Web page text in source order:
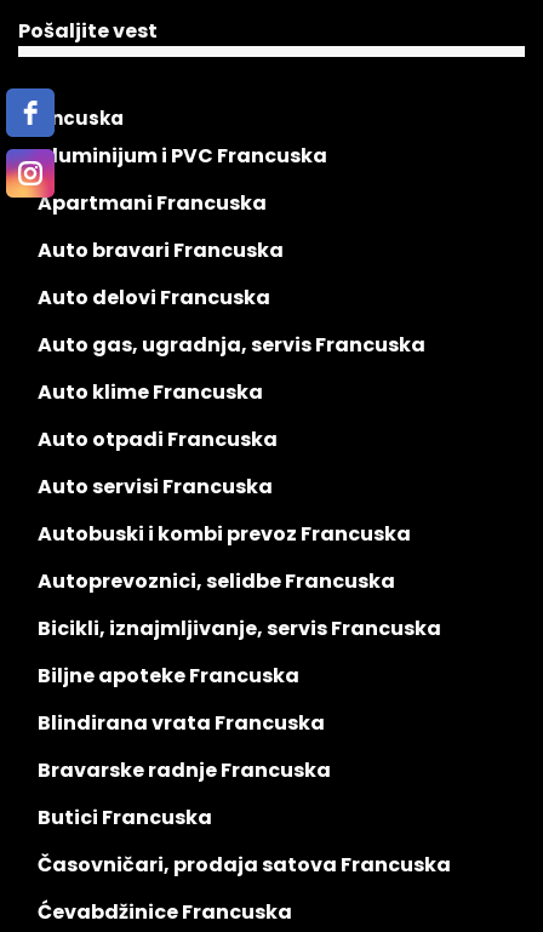
Pošaljite vest
Francuska
Aluminijum i PVC Francuska
Apartmani Francuska
Auto bravari Francuska
Auto delovi Francuska
Auto gas, ugradnja, servis Francuska
Auto klime Francuska
Auto otpadi Francuska
Auto servisi Francuska
Autobuski i kombi prevoz Francuska
Autoprevoznici, selidbe Francuska
Bicikli, iznajmljivanje, servis Francuska
Biljne apoteke Francuska
Blindirana vrata Francuska
Bravarske radnje Francuska
Butici Francuska
Časovničari, prodaja satova Francuska
Ćevabdžinice Francuska